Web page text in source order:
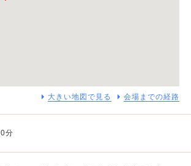
大きい地図で見る 会場までの経路
分